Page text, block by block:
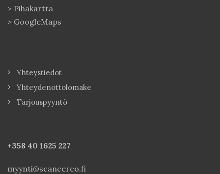
> Pihakartta
> GoogleMaps
Yhteystiedot
Yhteydenottolomake
Tarjouspyyntö
+358 40 1625 227
myynti@scancerco.fi